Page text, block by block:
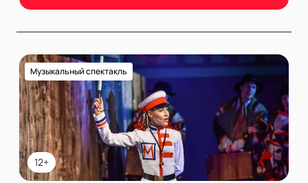
12+
Музыкальный спектакль